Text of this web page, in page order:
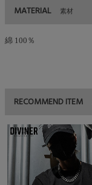
MATERIAL 素材
綿 100％
RECOMMEND ITEM